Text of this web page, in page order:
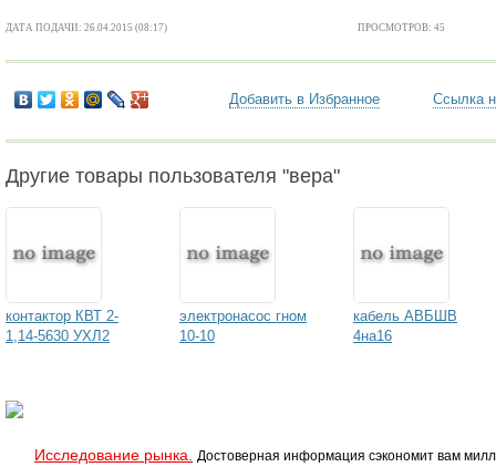
ДАТА ПОДАЧИ: 26.04.2015 (08:17) ПРОСМОТРОВ: 45
Добавить в Избранное Ссылка
Другие товары пользователя "вера"
контактор КВТ 2-
1,14-5630 УХЛ2
электронасос гном
10-10
кабель АВБШВ
4на16
Исследование рынка.
Достоверная информация сэкономит вам